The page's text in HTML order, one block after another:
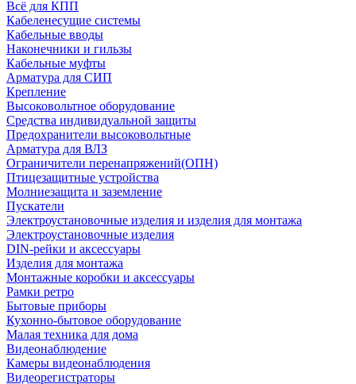
Всё для КПП
Кабеленесущие системы
Кабельные вводы
Наконечники и гильзы
Кабельные муфты
Арматура для СИП
Крепление
Высоковольтное оборудование
Средства индивидуальной защиты
Предохранители высоковольтные
Арматура для ВЛЗ
Ограничители перенапряжений(ОПН)
Птицезащитные устройства
Молниезащита и заземление
Пускатели
Электроустановочные изделия и изделия для монтажа
Электроустановочные изделия
DIN-рейки и аксессуары
Изделия для монтажа
Монтажные коробки и аксессуары
Рамки ретро
Бытовые приборы
Кухонно-бытовое оборудование
Малая техника для дома
Видеонаблюдение
Камеры видеонаблюдения
Видеорегистраторы